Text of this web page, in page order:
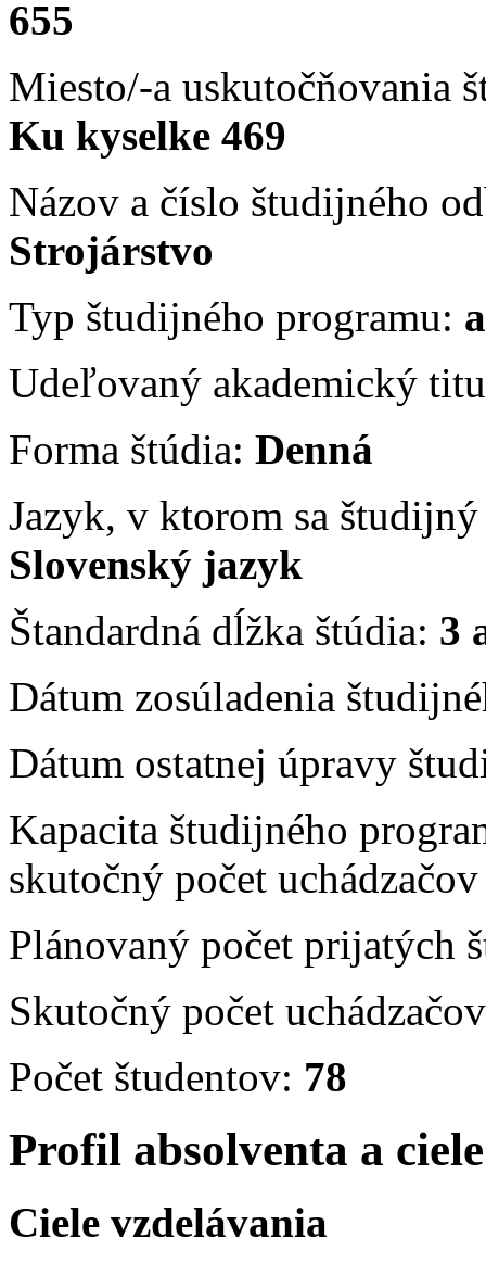
655
Miesto/-a uskutočňovania
Ku kyselke 469
Názov a číslo študijného
Strojárstvo
Typ študijného programu:
Udeľovaný akademický
Forma štúdia: Denná
Jazyk, v ktorom sa
Slovenský jazyk
Štandardná dĺžka štúdia: 3
Dátum zosúladenia
Dátum ostatnej úpravy
Kapacita študijného
skutočný počet
Plánovaný počet prijatých
Skutočný počet
Počet študentov: 78
Profil absolventa a
Ciele vzdelávania